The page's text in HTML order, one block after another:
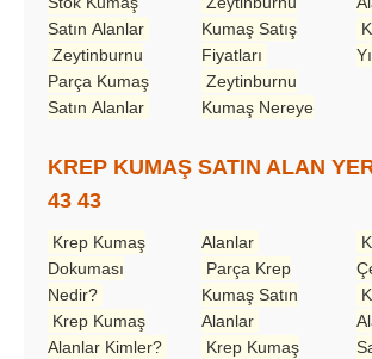
Satın Alanlar
Zeytinburnu
Parça Kumaş
Satın Alanlar
Kumaş Satış
Fiyatları
Zeytinburnu
Kumaş Nereye
KREP KUMAŞ SATIN ALAN
43 43
Krep Kumaş
Dokuması
Nedir?
Krep Kumaş
Alanlar Kimler?
Alanlar
Parça Krep
Kumaş Satın
Alanlar
Krep Kumaş